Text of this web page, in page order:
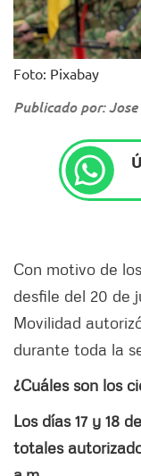
Foto: Pixabay
Publicado por:
Con motivo de
desfile del 20 de
Movilidad
durante toda la
¿Cuáles son los
Los días 17 y 18
totales